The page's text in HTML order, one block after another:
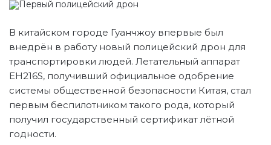
В китайском городе Гуанчжоу впервые был
внедрён в работу новый полицейский дрон для
транспортировки людей. Летательный аппарат
EH216S, получивший официальное одобрение
системы общественной безопасности Китая, стал
первым беспилотником такого рода, который
получил государственный сертификат лётной
годности.